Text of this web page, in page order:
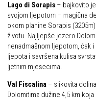
Povijesti SDI
Gojzeki
Obiteljska
Plan izleta Obiteljske
Izvješća s izleta Obiteljske
Alpinistička škola
Speleološka škola HPD
Obilaznice
Gojzerica
Hrvatske planinarske kuće
Lago di Sorapis – bajkovito
svojom ljepotom – magična
okom planine Sorapis
životu. Najljepše jezero
nenadmašnom ljepotom, čak
ljepota i savršena kulisa
ljetnim mjesecima.
Val Fiscalina – slikovita
Dolomitima dužine 4,5 km